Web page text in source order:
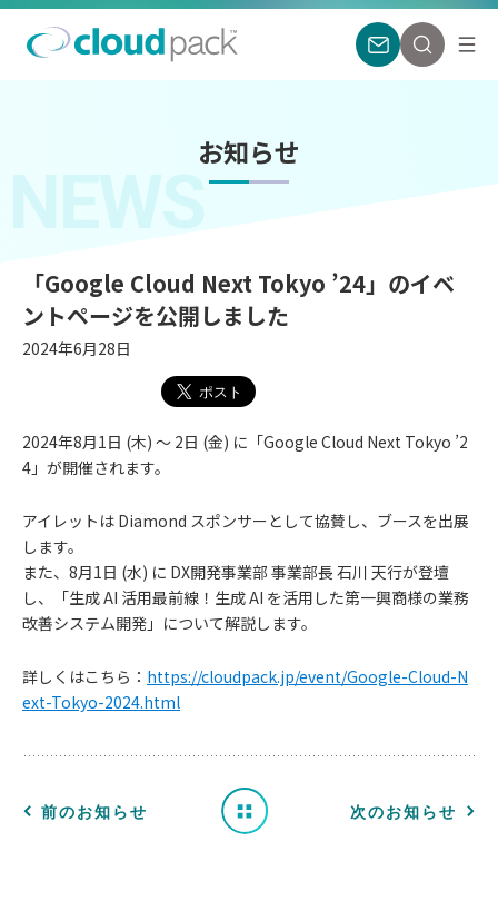
お知らせ
NEWS
「Google Cloud Next Tokyo ’24」のイベ
ントページを公開しました
2024年6月28日
2024年8⽉1日 (木) 〜 2⽇ (金) に「Google Cloud Next Tokyo ’2
4」が開催されます。
アイレットは Diamond スポンサーとして協賛し、ブースを出展
します。
また、8⽉1日 (水) に DX開発事業部 事業部長 石川 天行が登壇
し、「生成 AI 活用最前線！生成 AI を活用した第一興商様の業務
改善システム開発」について解説します。
詳しくはこちら： https://cloudpack.jp/event/Google-Cloud-N
ext-Tokyo-2024.html
前のお知らせ
お
せ
一 次のお知らせ